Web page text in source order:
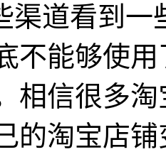
渠道看到一
不能够使
相信很多
的淘宝店